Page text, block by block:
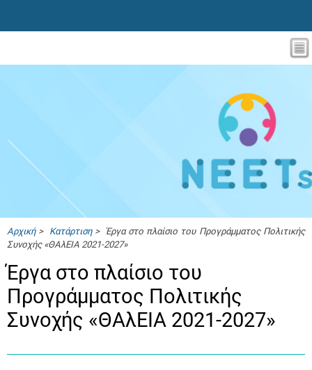
Αρχική> Κατάρτιση> Έργα στο πλαίσιο του Προγράμματος Πολιτικής
Συνοχής «ΘΑλΕΙΑ 2021-2027»
Έργα στο πλαίσιο του
Προγράμματος Πολιτικής
Συνοχής «ΘΑλΕΙΑ 2021-2027»